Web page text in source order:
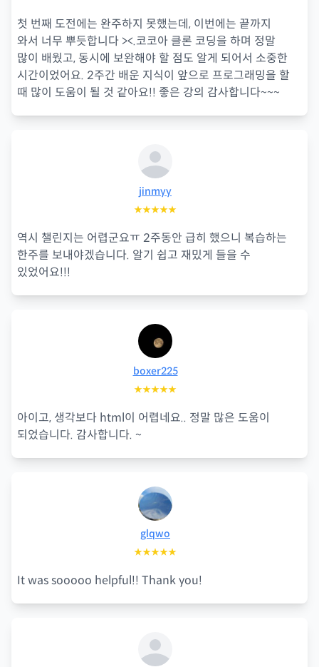
첫 번째 도전에는 완주하지 못했는데, 이번에는 끝까지
와서 너무 뿌듯합니다 ><.코코아 클론 코딩을 하며 정말
많이 배웠고, 동시에 보완해야 할 점도 알게 되어서 소중한
시간이었어요. 2주간 배운 지식이 앞으로 프로그래밍을 할
때 많이 도움이 될 것 같아요!! 좋은 강의 감사합니다~~~
jinmyy
★★★★★
역시 챌린지는 어렵군요ㅠ 2주동안 급히 했으니 복습하는
한주를 보내야겠습니다. 알기 쉽고 재밌게 들을 수
있었어요!!!
boxer225
★★★★★
아이고, 생각보다 html이 어렵네요.. 정말 많은 도움이
되었습니다. 감사합니다. ~
glqwo
★★★★★
It was sooooo helpful!! Thank you!